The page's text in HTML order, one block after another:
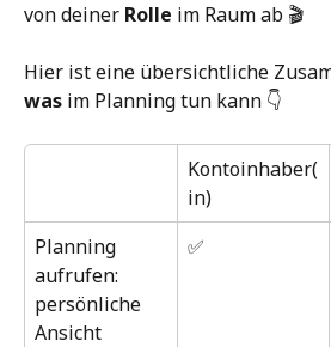
von deiner Rolle im Raum ab 🎬
Hier ist eine übersichtliche
was im Planning tun kann 👇
Kontoinhaber(
in)
Planning
aufrufen:
persönliche
Ansicht
✅